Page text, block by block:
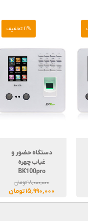
11% تخفیف
دستگاه حضور و
غیاب چهره
BK100pro
۱۸,۰۰۰,۰۰۰تومان
۱۵,۹۹۰,۰۰۰تومان